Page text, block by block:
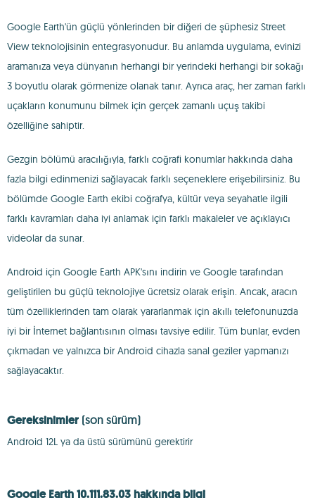
Google Earth'ün güçlü yönlerinden bir diğeri de şüphesiz Street
View teknolojisinin entegrasyonudur. Bu anlamda uygulama, evinizi
aramanıza veya dünyanın herhangi bir yerindeki herhangi bir sokağı
3 boyutlu olarak görmenize olanak tanır. Ayrıca araç, her zaman farklı
uçakların konumunu bilmek için gerçek zamanlı uçuş takibi
özelliğine sahiptir.
Gezgin bölümü aracılığıyla, farklı coğrafi konumlar hakkında daha
fazla bilgi edinmenizi sağlayacak farklı seçeneklere erişebilirsiniz. Bu
bölümde Google Earth ekibi coğrafya, kültür veya seyahatle ilgili
farklı kavramları daha iyi anlamak için farklı makaleler ve açıklayıcı
videolar da sunar.
Android için Google Earth APK'sını indirin ve Google tarafından
geliştirilen bu güçlü teknolojiye ücretsiz olarak erişin. Ancak, aracın
tüm özelliklerinden tam olarak yararlanmak için akıllı telefonunuzda
iyi bir İnternet bağlantısının olması tavsiye edilir. Tüm bunlar, evden
çıkmadan ve yalnızca bir Android cihazla sanal geziler yapmanızı
sağlayacaktır.
Gereksinimler (son sürüm)
Android 12L ya da üstü sürümünü gerektirir
Google Earth 10.111.83.03 hakkında bilgi